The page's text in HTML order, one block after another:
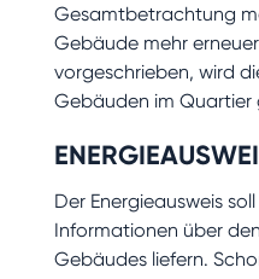
Gesamtbetrachtung
Gebäude mehr
vorgeschrieben, wird
Gebäuden im Quartier
Der Energieausweis
Informationen über
Gebäudes liefern.